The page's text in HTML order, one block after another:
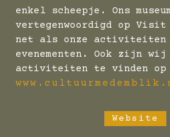
enkel scheepje. Ons
vertegenwoordigd op Visit
net als onze activiteiten
evenementen. Ook zijn wij
activiteiten te vinden op
Website